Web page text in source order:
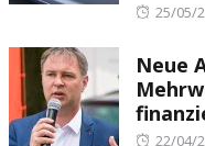
Posted
25/05/
Neue
Posted
22/04/